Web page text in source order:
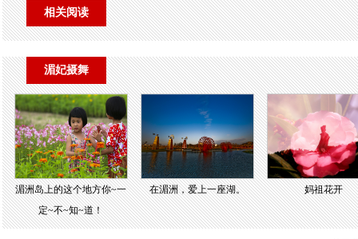
相关阅读
湄妃摄舞
湄洲岛上的这个地方你~一
定~不~知~道！
在湄洲，爱上一座湖。 妈祖花开